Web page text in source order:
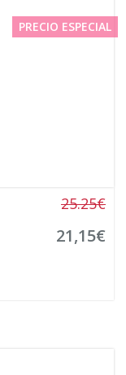
PRECIO ESPECIAL
25.25€
21,15€